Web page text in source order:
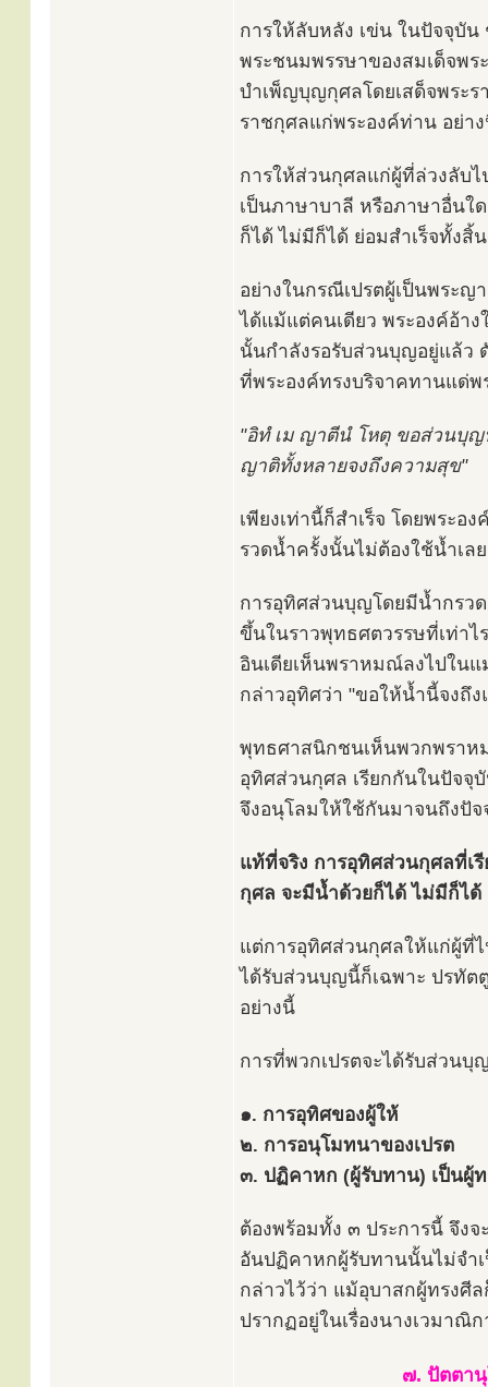
การให้ลับหลัง เข่น ในปัจจุบั
พระชนมพรรษาของสมเด็จพร
บำเพ็ญบุญกุศลโดยเสด็จพระ
ราชกุศลแก่พระองค์ท่าน อย่า
การให้ส่วนกุศลแก่ผู้ที่ล่วงลับไ
เป็นภาษาบาลี หรือภาษาอื่นใ
ก็ได้ ไม่มีก็ได้ ย่อมสำเร็จทั้งสิ้น
อย่างในกรณีเปรตผู้เป็นพระญ
ได้แม้แต่คนเดียว พระองค์อ้า
นั้นกำลังรอรับส่วนบุญอยู่แล้ว
ที่พระองค์ทรงบริจาคทานแด่พ
"อิทํ เม ญาตีนํ โหตุ ขอส่วนบุญ
ญาติทั้งหลายจงถึงความสุข"
เพียงเท่านี้ก็สำเร็จ โดยพระอ
รวดน้ำครั้งนั้นไม่ต้องใช้น้ำเลย
การอุทิศส่วนบุญโดยมีน้ำกรว
ขึ้นในราวพุทธศตวรรษที่เท่า
อินเดียเห็นพราหมณ์ลงไปใน
กล่าวอุทิศว่า "ขอให้น้ำนี้จงถึ
พุทธศาสนิกชนเห็นพวกพราห
อุทิศส่วนกุศล เรียกกันในปัจจุ
จึงอนุโลมให้ใช้กันมาจนถึงปัจ
แท้ที่จริง การอุทิศส่วนกุศลที่เ
กุศล จะมีน้ำด้วยก็ได้ ไม่มีก็ได้
แต่การอุทิศส่วนกุศลให้แก่ผู้ที่ไ
ได้รับส่วนบุญนี้ก็เฉพาะ ปรทัต
อย่างนี้
การที่พวกเปรตจะได้รับส่วนบุ
๑. การอุทิศของผู้ให้
๒. การอนุโมทนาของเปรต
๓. ปฏิคาหก (ผู้รับทาน) เป็นผู้
ต้องพร้อมทั้ง ๓ ประการนี้ จึง
อันปฏิคาหกผู้รับทานนั้นไม่จำ
กล่าวไว้ว่า แม้อุบาสกผู้ทรงศี
ปรากฏอยู่ในเรื่องนางเวมาณิ
๗. ปัตตา